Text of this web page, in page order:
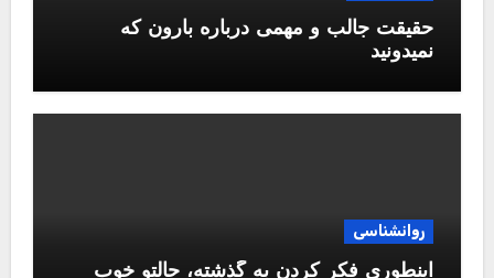
حقیقت جالب و مهمی درباره بارون که
نمیدونید
روانشناسی
اینطوری فکر کردن به گذشته، حالتو خوب